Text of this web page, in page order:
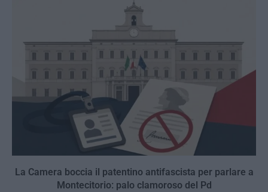
La Camera boccia il patentino antifascista per parlare a
Montecitorio: palo clamoroso del Pd